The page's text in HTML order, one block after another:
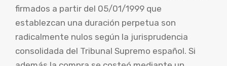
firmados a partir del 05/01/1999 que
establezcan una duración perpetua son
radicalmente nulos según la jurisprudencia
consolidada del Tribunal Supremo español. Si